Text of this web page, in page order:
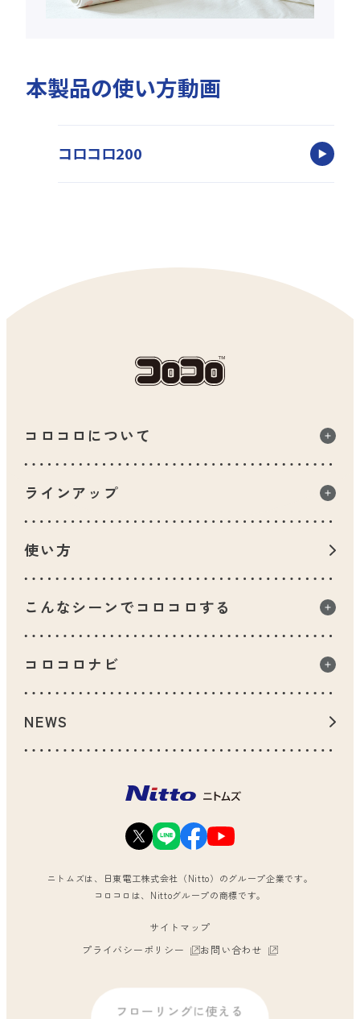
本製品の使い方動画
コロコロ200
コロコロについて
人に地球にやさしいコロコロ
数字で知るコロコロ
ラインアップ
用途から選ぶ
お部屋のどこでもマルチフロア用
畳用
衣類用
シリーズから選ぶ
フロアクリンシリーズ
コロコロ200シリーズ
使い方
こんなシーンでコロコロする
コロコロナビ
コロコロができるまで
NEWS
ニトムズは、日東電工株式会社（Nitto）のグループ企業です。
コロコロは、Nittoグループの商標です。
サイトマップ
プライバシーポリシー
お問い合わせ
フローリングに使える